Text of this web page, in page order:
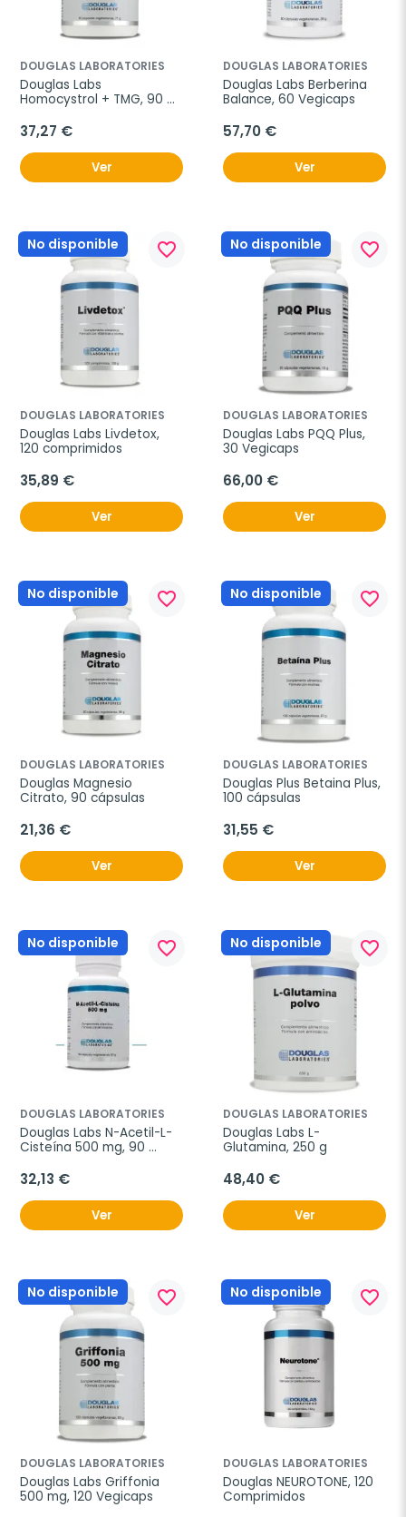
DOUGLAS LABORATORIES
Douglas Labs
Homocystrol + TMG, 90
37,27 €
Ver
DOUGLAS LABORATORIES
Douglas Labs Berberina
Balance, 60 Vegicaps
57,70 €
Ver
No disponible favorite_border
DOUGLAS LABORATORIES
Douglas Labs Livdetox,
120 comprimidos
35,89 €
Ver
No disponible favorite_border
DOUGLAS LABORATORIES
Douglas Labs PQQ Plus,
30 Vegicaps
66,00 €
Ver
No disponible favorite_border
DOUGLAS LABORATORIES
Douglas Magnesio
Citrato, 90 cápsulas
21,36 €
Ver
No disponible favorite_border
DOUGLAS LABORATORIES
Douglas Plus Betaina Plus,
100 cápsulas
31,55 €
Ver
No disponible favorite_border
DOUGLAS LABORATORIES
Douglas Labs N-Acetil-L-
Cisteína 500 mg, 90
32,13 €
Ver
No disponible favorite_border
DOUGLAS LABORATORIES
Douglas Labs L-
Glutamina, 250 g
48,40 €
Ver
No disponible favorite_border
DOUGLAS LABORATORIES
Douglas Labs Griffonia
500 mg, 120 Vegicaps
No disponible favorite_border
DOUGLAS LABORATORIES
Douglas NEUROTONE, 120
Comprimidos